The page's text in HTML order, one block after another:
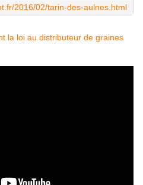
2016/02/tarin-des-aulnes.html